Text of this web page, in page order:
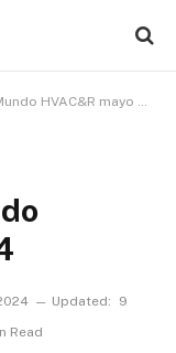
HVAC&R mayo 2024
Updated:
9
Read